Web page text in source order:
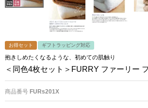
お得セット ギフトラッピング対応
抱きしめたくなるような、初めての肌触り
＜同色4枚セット＞FURRY ファーリー
商品番号 FURs201X